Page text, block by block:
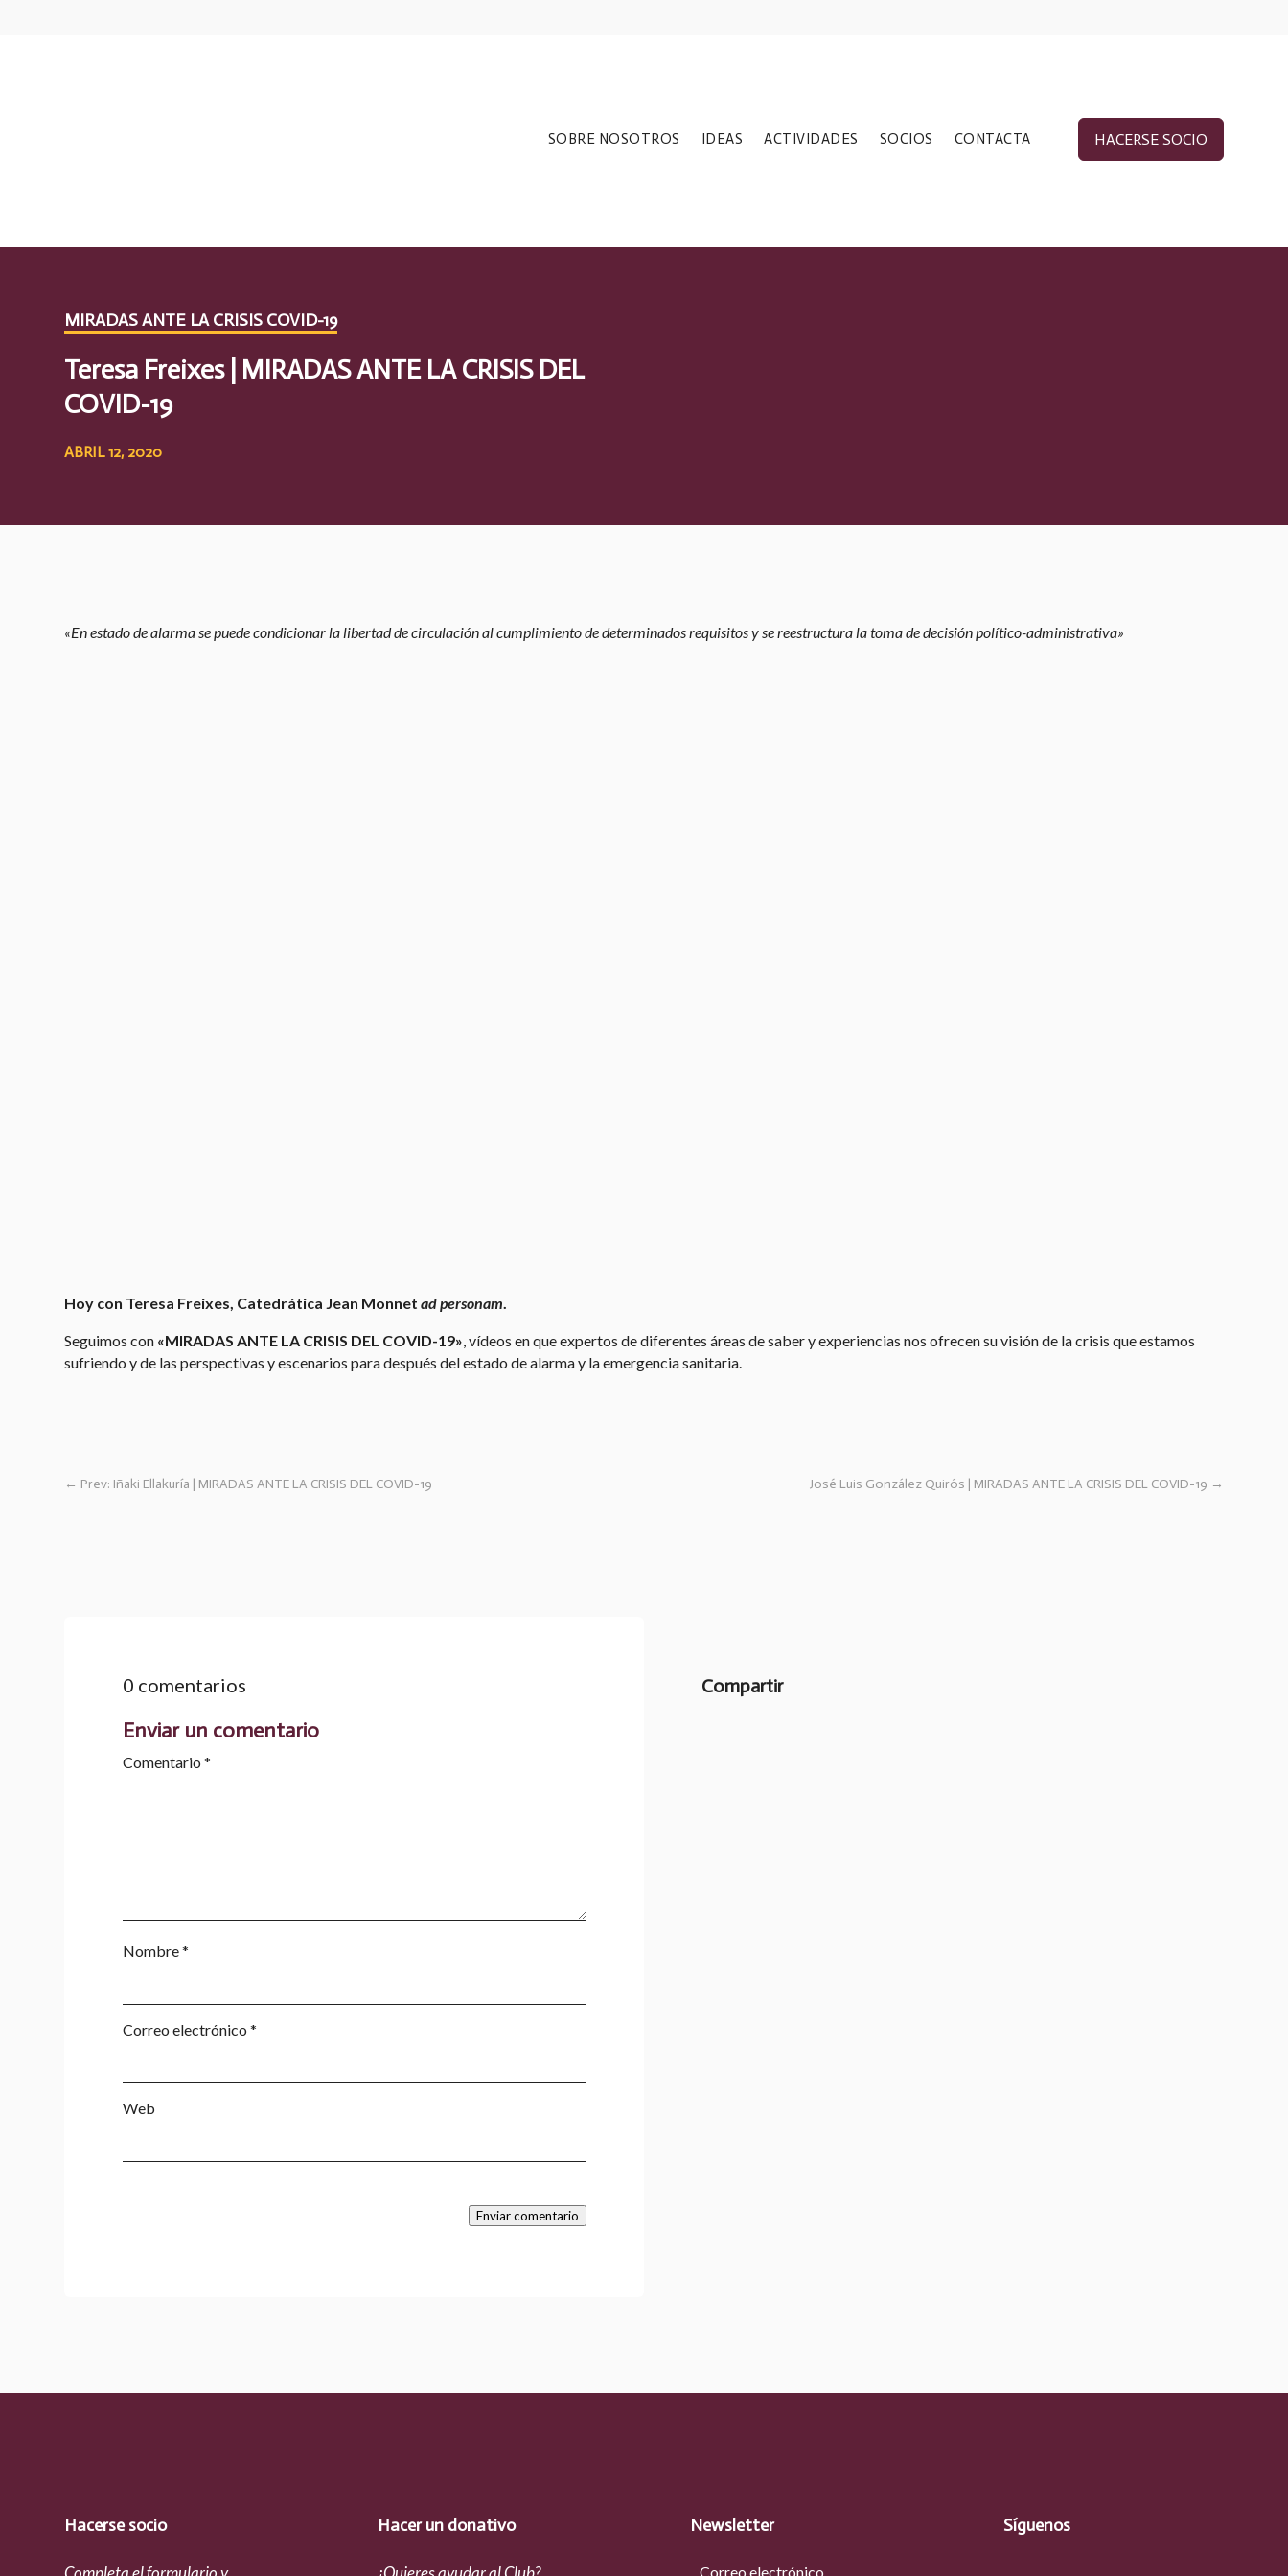
SOBRE NOSOTROS IDEAS ACTIVIDADES SOCIOS CONTACTA HACERSE SOCIO
MIRADAS ANTE LA CRISIS COVID-19
Teresa Freixes | MIRADAS ANTE LA CRISIS DEL
COVID-19
ABRIL 12, 2020
«En estado de alarma se puede condicionar la libertad de circulación al cumplimiento de determinados requisitos y se reestructura la toma de decisión político-administrativa»
Hoy con Teresa Freixes, Catedrática Jean Monnetad personam.
Seguimos con «MIRADAS ANTE LA CRISIS DEL COVID-19», vídeos en que expertos de diferentes áreas de saber y experiencias nos ofrecen su visión de la crisis que estamos
sufriendo y de las perspectivas y escenarios para después del estado de alarma y la emergencia sanitaria.
← Prev: Iñaki Ellakuría | MIRADAS ANTE LA CRISIS DEL COVID-19 José Luis González Quirós | MIRADAS ANTE LA CRISIS DEL COVID-19 →
0 comentarios
Enviar un comentario
Comentario *
Nombre*
Correo electrónico *
Web
Enviar comentario
Compartir
Hacerse socio Hacer un donativo Newsletter Síguenos